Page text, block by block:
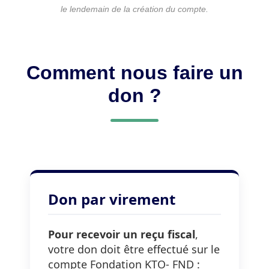
le lendemain de la création du compte.
Comment nous faire un
don ?
Don par virement
Pour recevoir un reçu fiscal,
votre don doit être effectué sur le
compte Fondation KTO- FND :